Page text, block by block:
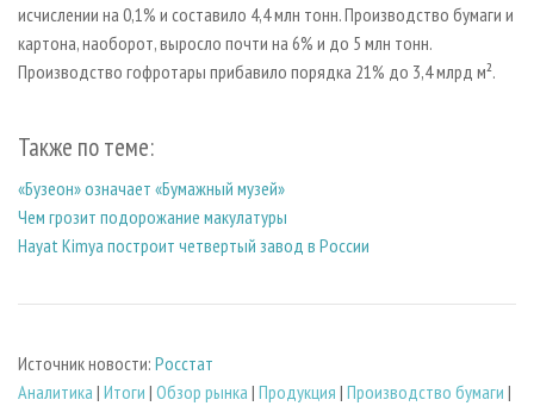
исчислении на 0,1% и составило 4,4 млн тонн. Производство бумаги и
картона, наоборот, выросло почти на 6% и до 5 млн тонн.
Производство гофротары прибавило порядка 21% до 3,4 млрд м².
Также по теме:
«Бузеон» означает «Бумажный музей»
Чем грозит подорожание макулатуры
Hayat Kimya построит четвертый завод в России
Источник новости: Росстат
Аналитика | Итоги | Обзор рынка | Продукция | Производство бумаги |